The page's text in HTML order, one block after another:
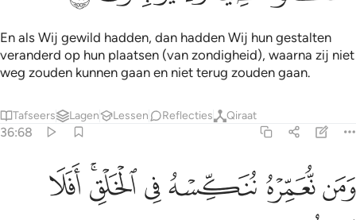
En als Wij gewild hadden, dan hadden Wij hun gestalten
veranderd op hun plaatsen (van zondigheid), waarna zij niet
weg zouden kunnen gaan en niet terug zouden gaan.
Tafseers Lagen Lessen Reflecties Qiraat
36:68
ومن نعمره ننكسه في الخلق افلا يعقلون ٦٨
وَمَن نُّعَمِّرْهُ نُنَكِّسْهُ فِى ٱلْخَلْقِ ۖ أَفَلَا يَعْقِلُونَ ٦٨
ﲱﲲ ﲳﲴﲵﲶ ﲷ